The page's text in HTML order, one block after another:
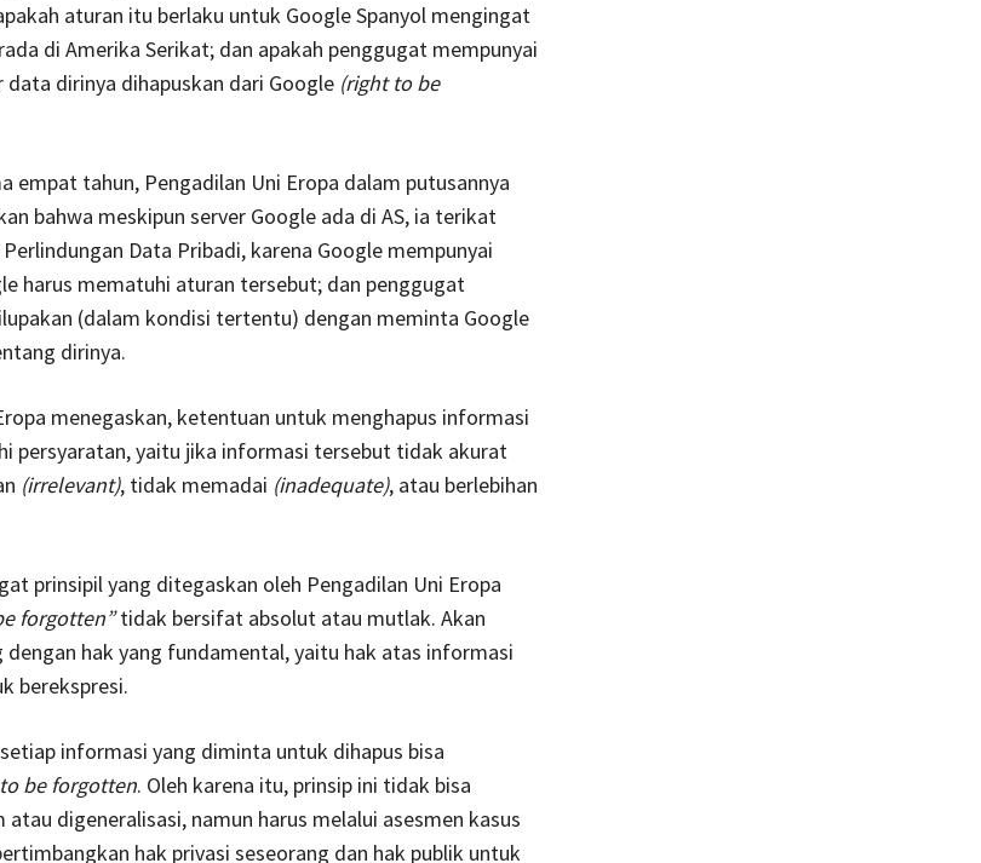
aturan itu berlaku untuk Google Spanyol mengingat
di Amerika Serikat; dan apakah penggugat mempunyai
dirinya dihapuskan dari Google (right to be
empat tahun, Pengadilan Uni Eropa dalam putusannya
bahwa meskipun server Google ada di AS, ia terikat
Data Pribadi, karena Google mempunyai
harus mematuhi aturan tersebut; dan penggugat
(dalam kondisi tertentu) dengan meminta Google
dirinya.
menegaskan, ketentuan untuk menghapus informasi
persyaratan, yaitu jika informasi tersebut tidak akurat
(irrelevant), tidak memadai (inadequate), atau berlebihan
prinsipil yang ditegaskan oleh Pengadilan Uni Eropa
forgotten”tidak bersifat absolut atau mutlak. Akan
dengan hak yang fundamental, yaitu hak atas informasi
berekspresi.
informasi yang diminta untuk dihapus bisa
be forgotten. Oleh karena itu, prinsip ini tidak bisa
digeneralisasi, namun harus melalui asesmen kasus
hak privasi seseorang dan hak publik untuk